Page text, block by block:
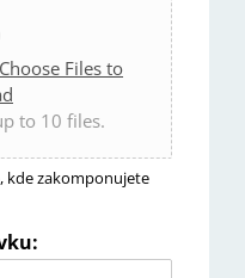
Choose Files to
to 10 files.
kde zakomponujete